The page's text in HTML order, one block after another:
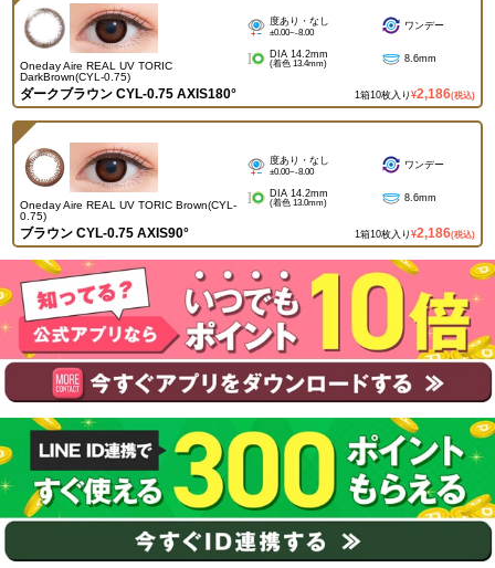
Oneday Aire REAL UV TORIC
DarkBrown(CYL-0.75)
ダークブラウン CYL-0.75 AXIS180°
度あり・なし
±0.00~-8.00
ワンデー
DIA 14.2mm
(着色 13.4mm) 8.6mm
1箱10枚入り ¥2,186(税込)
Oneday Aire REAL UV TORIC Brown(CYL-
0.75)
ブラウン CYL-0.75 AXIS90°
度あり・なし
±0.00~-8.00
ワンデー
DIA 14.2mm
(着色 13.0mm) 8.6mm
1箱10枚入り ¥2,186(税込)